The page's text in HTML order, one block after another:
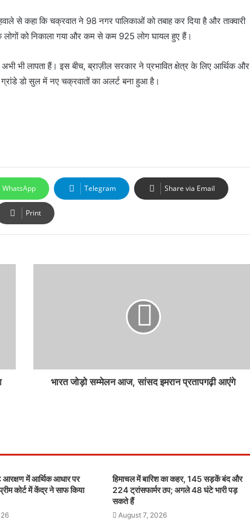
से कहा कि चक्रवात ने 98 नगर पालिकाओं को तबाह कर दिया है और ताक्वारी
को निकाला गया और कम से कम 925 लोग घायल हुए हैं।
भी लापता हैं। इस बीच, ब्राज़ील सरकार ने प्रभावित क्षेत्र के लिए आर्थिक और
ग्रांडे डो सुल में नए चक्रवातों का अलर्ट बना हुआ है।
WhatsApp Telegram Share via Email
Print
भारत जोड़ो सम्मेलन आज, सांसद इमरान प्रतापगढ़ी आएंगे
में आर्थिक आधार पर
कोर्ट में केंद्र ने साफ किया
हिमाचल में बारिश का कहर, 145 सड़कें बंद और
224 ट्रांसफार्मर ठप; अगले 48 घंटे भारी पड़
सकते हैं
August 7, 2026